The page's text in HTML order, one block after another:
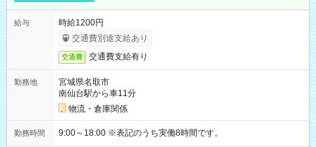
給与
時給1200円
交通費別途支給あり
交通費 交通費支給有り
勤務地
宮城県名取市
南仙台駅から車11分
物流・倉庫関係
勤務時間 9:00～18:00 ※表記のうち実働8時間です。